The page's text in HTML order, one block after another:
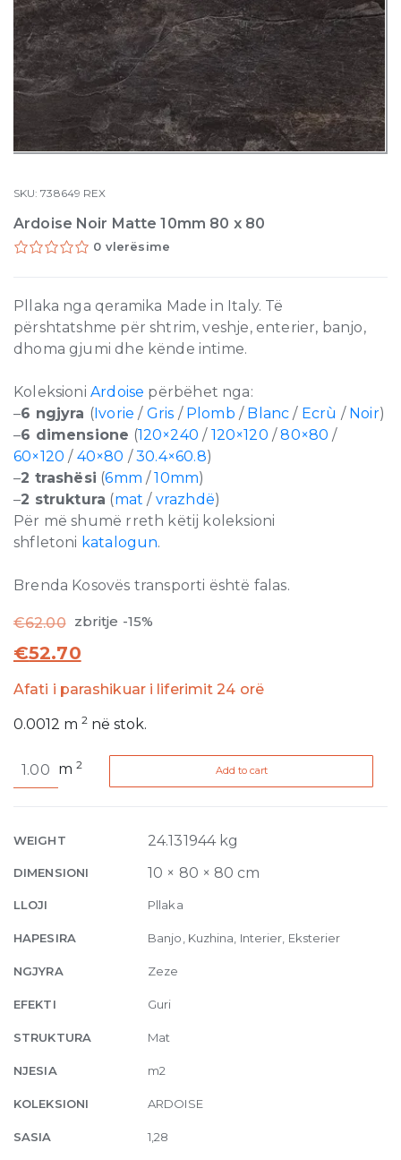
SKU:738649 REX
Ardoise Noir Matte 10mm 80 x 80
0 vlerësime
Pllaka nga qeramika Made in Italy. Të
përshtatshme për shtrim, veshje, enterier, banjo,
dhoma gjumi dhe kënde intime.
Koleksioni Ardoise përbëhet nga:
–6 ngjyra (Ivorie / Gris / Plomb / Blanc / Ecrù / Noir)
–6 dimensione (120×240 / 120×120 /80×80 /
60×120 / 40×80 /30.4×60.8)
–2 trashësi (6mm/10mm)
–2 struktura (mat / vrazhdë)
Për më shumë rreth këtij koleksioni
shfletoni katalogun.
Brenda Kosovës transporti është falas.
€62.00 zbritje -15%
€52.70
Afati i parashikuar i liferimit 24 orë
0.0012 m2 në stok.
Noir
80
80
quantity
m2 Add to cart
WEIGHT 24.131944 kg
DIMENSIONI 10 × 80 × 80 cm
LLOJI Pllaka
HAPESIRA Banjo, Kuzhina, Interier, Eksterier
NGJYRA Zeze
EFEKTI Guri
STRUKTURA Mat
NJESIA m2
KOLEKSIONI ARDOISE
SASIA 1,28